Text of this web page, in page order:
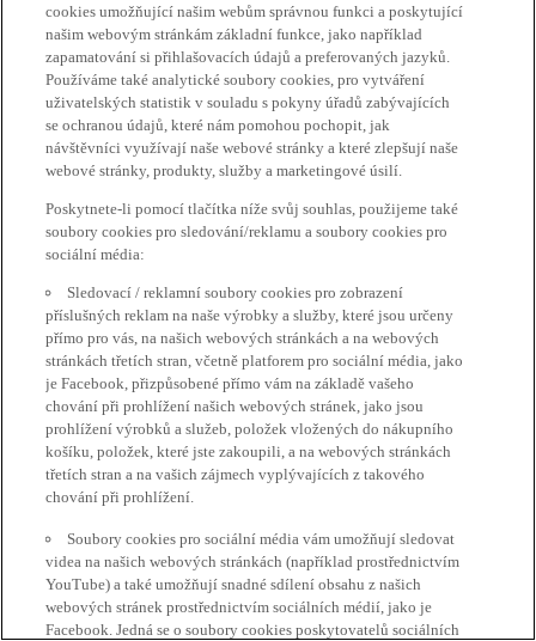
cookies umožňující našim webům správnou funkci a poskytující
našim webovým stránkám základní funkce, jako například
zapamatování si přihlašovacích údajů a preferovaných jazyků.
Používáme také analytické soubory cookies, pro vytváření
uživatelských statistik v souladu s pokyny úřadů zabývajících
se ochranou údajů, které nám pomohou pochopit, jak
návštěvníci využívají naše webové stránky a které zlepšují naše
webové stránky, produkty, služby a marketingové úsilí.
Poskytnete-li pomocí tlačítka níže svůj souhlas, použijeme také
soubory cookies pro sledování/reklamu a soubory cookies pro
sociální média:
Sledovací / reklamní soubory cookies pro zobrazení
příslušných reklam na naše výrobky a služby, které jsou určeny
přímo pro vás, na našich webových stránkách a na webových
stránkách třetích stran, včetně platforem pro sociální média, jako
je Facebook, přizpůsobené přímo vám na základě vašeho
chování při prohlížení našich webových stránek, jako jsou
prohlížení výrobků a služeb, položek vložených do nákupního
košíku, položek, které jste zakoupili, a na webových stránkách
třetích stran a na vašich zájmech vyplývajících z takového
chování při prohlížení.
Soubory cookies pro sociální média vám umožňují sledovat
videa na našich webových stránkách (například prostřednictvím
YouTube) a také umožňují snadné sdílení obsahu z našich
webových stránek prostřednictvím sociálních médií, jako je
Facebook. Jedná se o soubory cookies poskytovatelů sociálních